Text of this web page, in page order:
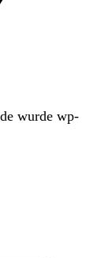
wurde wp-